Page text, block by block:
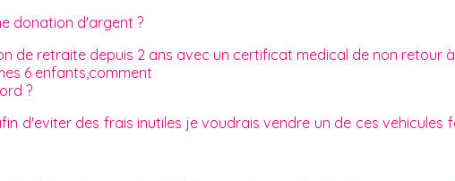
donation d'argent ?
de retraite depuis 2 ans avec un certificat medical de non retour
6 enfants,comment
?
d'eviter des frais inutiles je voudrais vendre un de ces